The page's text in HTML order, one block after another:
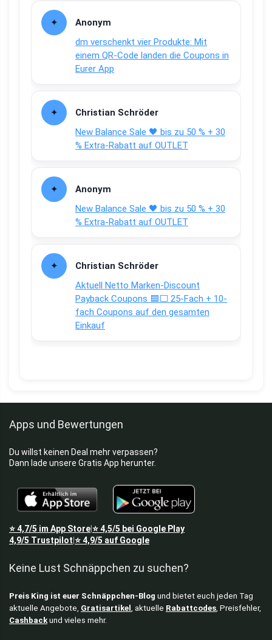
Anonym
dm verschenkt vier Produkte: Mit
einem QR-Code landen die Coupons in
Eurer App
Christian Schröder
New Balance Sale 🖤 bis zu 50 % + 30
% Extra-Rabatt auf OUTLET
Anonym
New Balance Sale 🖤 bis zu 50 % + 30
% Extra-Rabatt auf OUTLET
Christian Schröder
Aktuell Netto Marken-Discount
Payback Coupons 🟦⬜ 25-Fach + 10-
fach Coupons auf den gesamten
Einkauf
Apps und Bewertungen
Du willst keinen Deal mehr verpassen?
Dann lade unsere Gratis App herunter.
⭐4,7/5 im App Store⭐4,5/5 bei Google Play
4,9/5 Trustpilot ⭐4,9/5 auf Google
Keine Lust Schnäppchen zu suchen?
Preis King ist euer Schnäppchen-Blog und bietet euch jeden Tag
aktuelle Angebote, Gratisartikel , aktuelle Rabattcodes , Preisfehler,
Cashback und vieles mehr.